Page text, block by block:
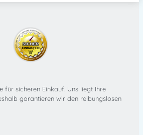
für sicheren Einkauf. Uns liegt Ihre
garantieren wir den reibungslosen